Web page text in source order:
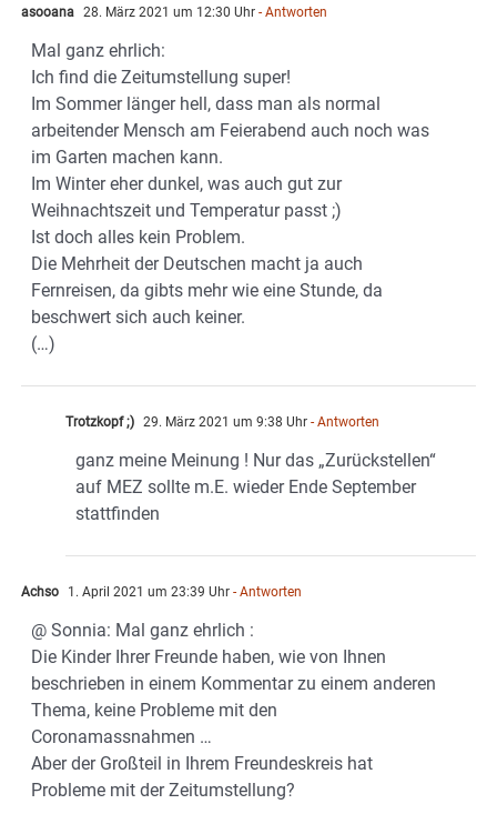
asooana 28. März 2021 um 12:30 Uhr - Antworten
Mal ganz ehrlich:
Ich find die Zeitumstellung super!
Im Sommer länger hell, dass man als normal
arbeitender Mensch am Feierabend auch noch was
im Garten machen kann.
Im Winter eher dunkel, was auch gut zur
Weihnachtszeit und Temperatur passt ;)
Ist doch alles kein Problem.
Die Mehrheit der Deutschen macht ja auch
Fernreisen, da gibts mehr wie eine Stunde, da
beschwert sich auch keiner.
(…)
Trotzkopf ;) 29. März 2021 um 9:38 Uhr - Antworten
ganz meine Meinung ! Nur das „Zurückstellen“
auf MEZ sollte m.E. wieder Ende September
stattfinden
Achso 1. April 2021 um 23:39 Uhr - Antworten
@ Sonnia: Mal ganz ehrlich :
Die Kinder Ihrer Freunde haben, wie von Ihnen
beschrieben in einem Kommentar zu einem anderen
Thema, keine Probleme mit den
Coronamassnahmen …
Aber der Großteil in Ihrem Freundeskreis hat
Probleme mit der Zeitumstellung?